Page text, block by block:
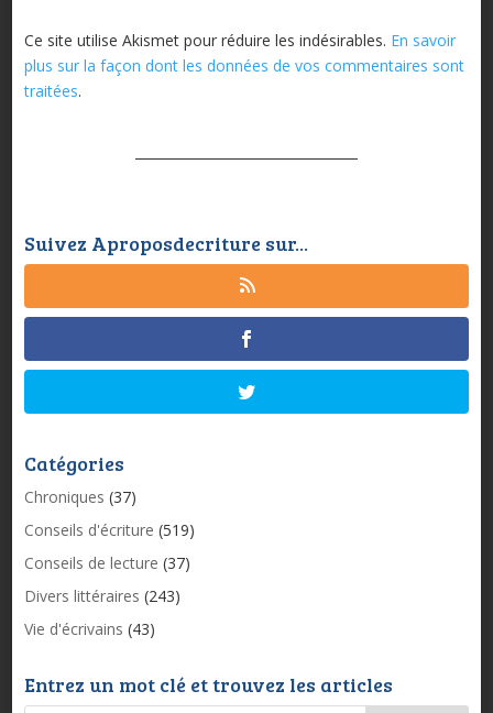
Ce site utilise Akismet pour réduire les indésirables. En savoir
plus sur la façon dont les données de vos commentaires sont
traitées.
Suivez Aproposdecriture sur...
Catégories
Chroniques (37)
Conseils d'écriture (519)
Conseils de lecture (37)
Divers littéraires (243)
Vie d'écrivains (43)
Entrez un mot clé et trouvez les articles